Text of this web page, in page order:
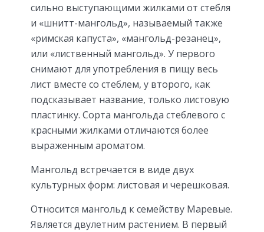
сильно выступающими жилками от стебля
и «шнитт-мангольд», называемый также
«римская капуста», «мангольд-резанец»,
или «лиственный мангольд». У первого
снимают для употребления в пищу весь
лист вместе со стеблем, у второго, как
подсказывает название, только листовую
пластинку. Сорта мангольда стеблевого с
красными жилками отличаются более
выраженным ароматом.
Мангольд встречается в виде двух
культурных форм: листовая и черешковая.
Относится мангольд к семейству Маревые.
Является двулетним растением. В первый